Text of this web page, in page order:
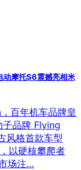
动摩托S6震撼亮相米
百年机车品牌皇
品牌 Flying
风格首款车型
以硬核攀爬者
场注…